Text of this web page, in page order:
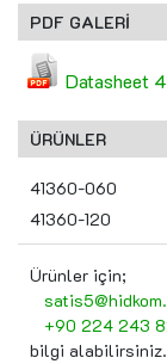
PDF GALERİ
Datasheet
ÜRÜNLER
41360-060
41360-120
Ürünler için;
+90 224 243
bilgi alabilirsiniz.